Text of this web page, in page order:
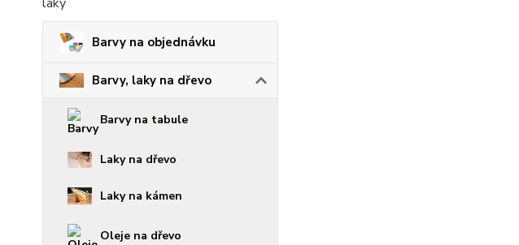
Barvy na objednávku
Barvy, laky na dřevo
Barvy na tabule
Laky na dřevo
Laky na kámen
Oleje na dřevo